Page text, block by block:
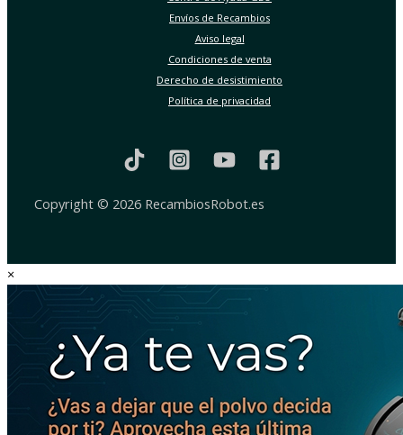
Envíos de Recambios
Aviso legal
Condiciones de venta
Derecho de desistimiento
Política de privacidad
Copyright © 2026 RecambiosRobot.es
×